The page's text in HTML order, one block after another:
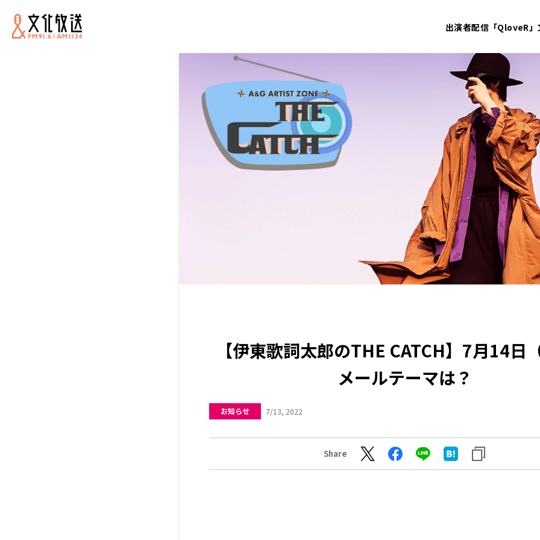
出演者配信「QloveR」
【伊東歌詞太郎のTHE CATCH】7月14日
メールテーマは？
お知らせ 7/13, 2022
Share